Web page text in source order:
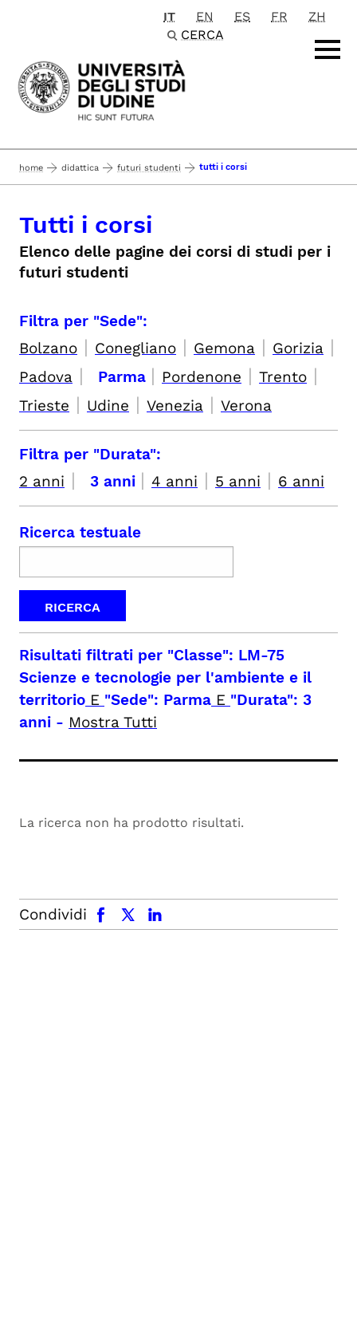
Passa al contenuto principale
IT EN ES FR
ZH
CERCA
home didattica futuri studenti tutti i corsi
Tutti i corsi
Elenco delle pagine dei corsi di studi per i
futuri studenti
Filtra per "Sede":
Bolzano | Conegliano | Gemona | Gorizia |
Padova | Parma | Pordenone | Trento |
Trieste | Udine | Venezia | Verona
Filtra per "Durata":
2 anni | 3 anni | 4 anni | 5 anni | 6 anni
Ricerca testuale
Risultati filtrati per "Classe": LM-75
Scienze e tecnologie per l'ambiente e il
territorio E "Sede": Parma E "Durata": 3
anni - Mostra Tutti
La ricerca non ha prodotto risultati.
Condividi
facebook x.com linkedin